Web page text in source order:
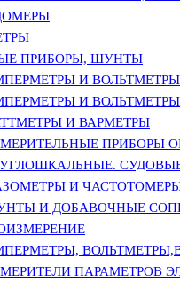
ПРИБОРЫ, ШУНТЫ
И
И
И ВАРМЕТРЫ
ПРИБОРЫ
И
И ДОБАВОЧНЫЕ
ПАРАМЕТРОВ